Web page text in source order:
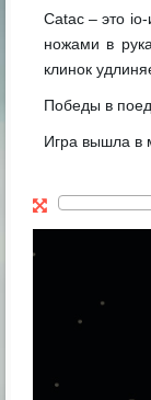
Catac – это
ножами в
клинок
Победы в
Игра вышла в